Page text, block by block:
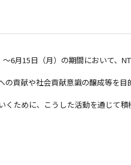
6月15日（月）の期間において、
貢献や社会貢献意識の醸成等を
ために、こうした活動を通じて積